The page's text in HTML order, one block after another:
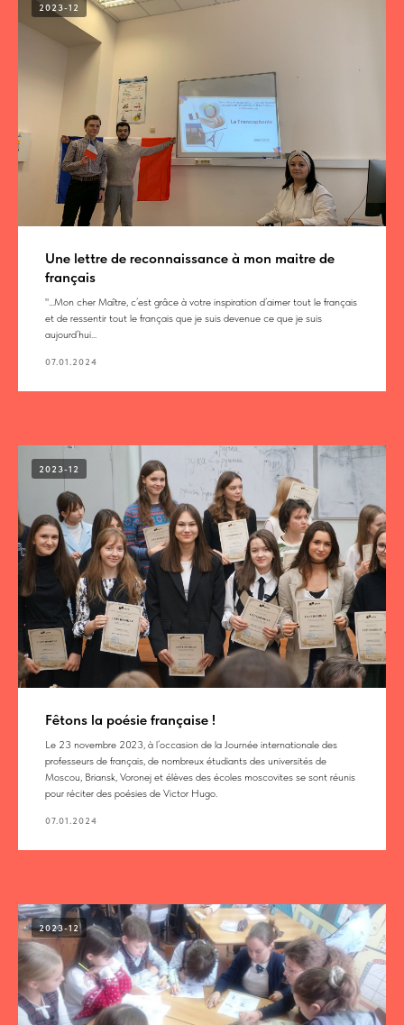
2023-12
Une lettre de reconnaissance à mon maitre de
français
"...Mon cher Maître, c’est grâce à votre inspiration d’aimer tout le français
et de ressentir tout le français que je suis devenue ce que je suis
aujourd’hui...
07.01.2024
2023-12
Fêtons la poésie française !
Le 23 novembre 2023, à l’occasion de la Journée internationale des
professeurs de français, de nombreux étudiants des universités de
Moscou, Briansk, Voronej et élèves des écoles moscovites se sont réunis
pour réciter des poésies de Victor Hugo.
07.01.2024
2023-12